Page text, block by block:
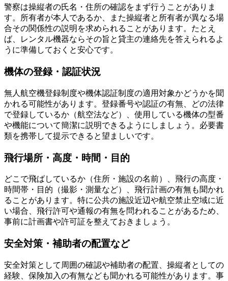
警察は操縦者の氏名・住所の確認をまず行うことがありま
す。所有者が本人であるか、また操縦者と所有者が異なる場
合その関係性の説明を求められることがあります。たとえ
ば、レンタル機器ならその旨と貸主の連絡先を答えられるよ
うに準備しておくと安心です。
機体の登録・認証状況
無人航空機登録制度や機体認証制度の適用対象かどうかを聞
かれる可能性があります。登録番号や認証の有無、どの法律
で登録しているか（航空法など）、使用している機体の型番
や機能について簡潔に説明できるようにしましょう。必要書
類を携帯して提示できると望ましいです。
飛行場所・高度・時間・目的
どこで飛ばしているか（住所・施設の名前）、飛行の高度・
時間帯・目的（撮影・測量など）、飛行計画の有無も聞かれ
ることがあります。特に公共の施設近辺や航空禁止空域に近
い場合、飛行許可や通報の有無を問われることがあるため、
事前に計画書や許可証を整えておきましょう。
安全対策・補助者の配置など
安全対策として周囲の確認や補助者の配置、操縦者としての
経験、保険加入の有無なども聞かれる可能性があります。事